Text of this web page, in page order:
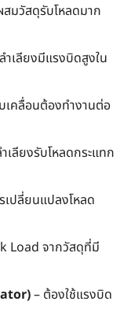
สมวัสดุรับโหลดมาก
ำเลียงมีแรงบิดสูงใน
เคลื่อนต้องทำงานต่อ
เลียงรับโหลดกระแทก
เปลี่ยนแปลงโหลด
Load จากวัสดุที่มี
– ต้องใช้แรงบิด